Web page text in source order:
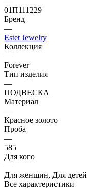
01П111229
Бренд
—
Estet Jewelry
Коллекция
—
Forever
Тип изделия
—
ПОДВЕСКА
Материал
—
Красное золото
Проба
—
585
Для кого
—
Для женщин, Для детей
Все характеристики